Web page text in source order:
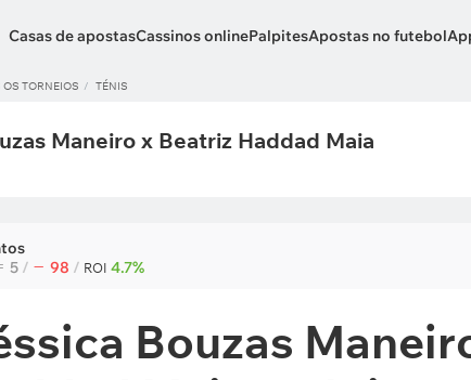
Casas de apostasCassinos onlinePalpitesApostas no futebol
TORNEIOS TÉNIS
Maneiro x Beatriz Haddad Maia
5 / 98 / ROI 4.7%
Bouzas